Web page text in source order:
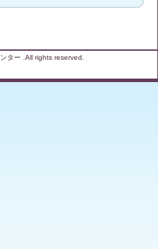
ター .All rights reserved.